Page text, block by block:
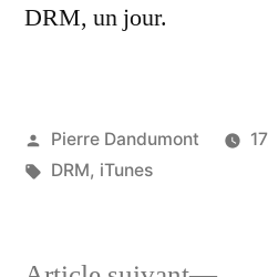
DRM, un jour.
Publié
par
Pierre Dandumont
Étiquettes :
DRM, iTunes